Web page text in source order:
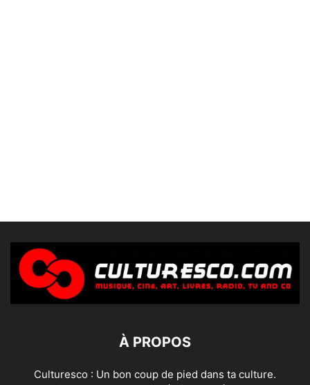
À PROPOS
Culturesco : Un bon coup de pied dans ta culture.